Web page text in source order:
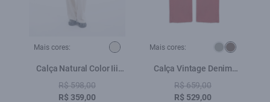
Mais cores:
Calça Natural Color Iii
Faca Natural
R$ 598,00
R$ 359,00
Mais cores:
Calça Vintage Denim
Color Low Rise Terra
R$ 659,00
R$ 529,00